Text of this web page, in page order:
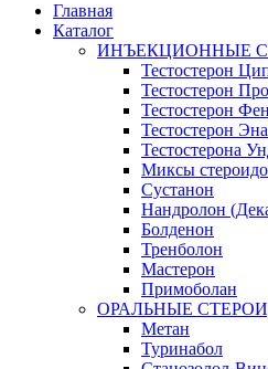
Главная
Каталог
ИНЪЕКЦИОННЫЕ
Тестостерон
Тестостерон
Тестостерон
Тестостерон
Тестостерона
Миксы
Сустанон
Нандролон
Болденон
Тренболон
Мастерон
Примоболан
ОРАЛЬНЫЕ
Метан
Туринабол